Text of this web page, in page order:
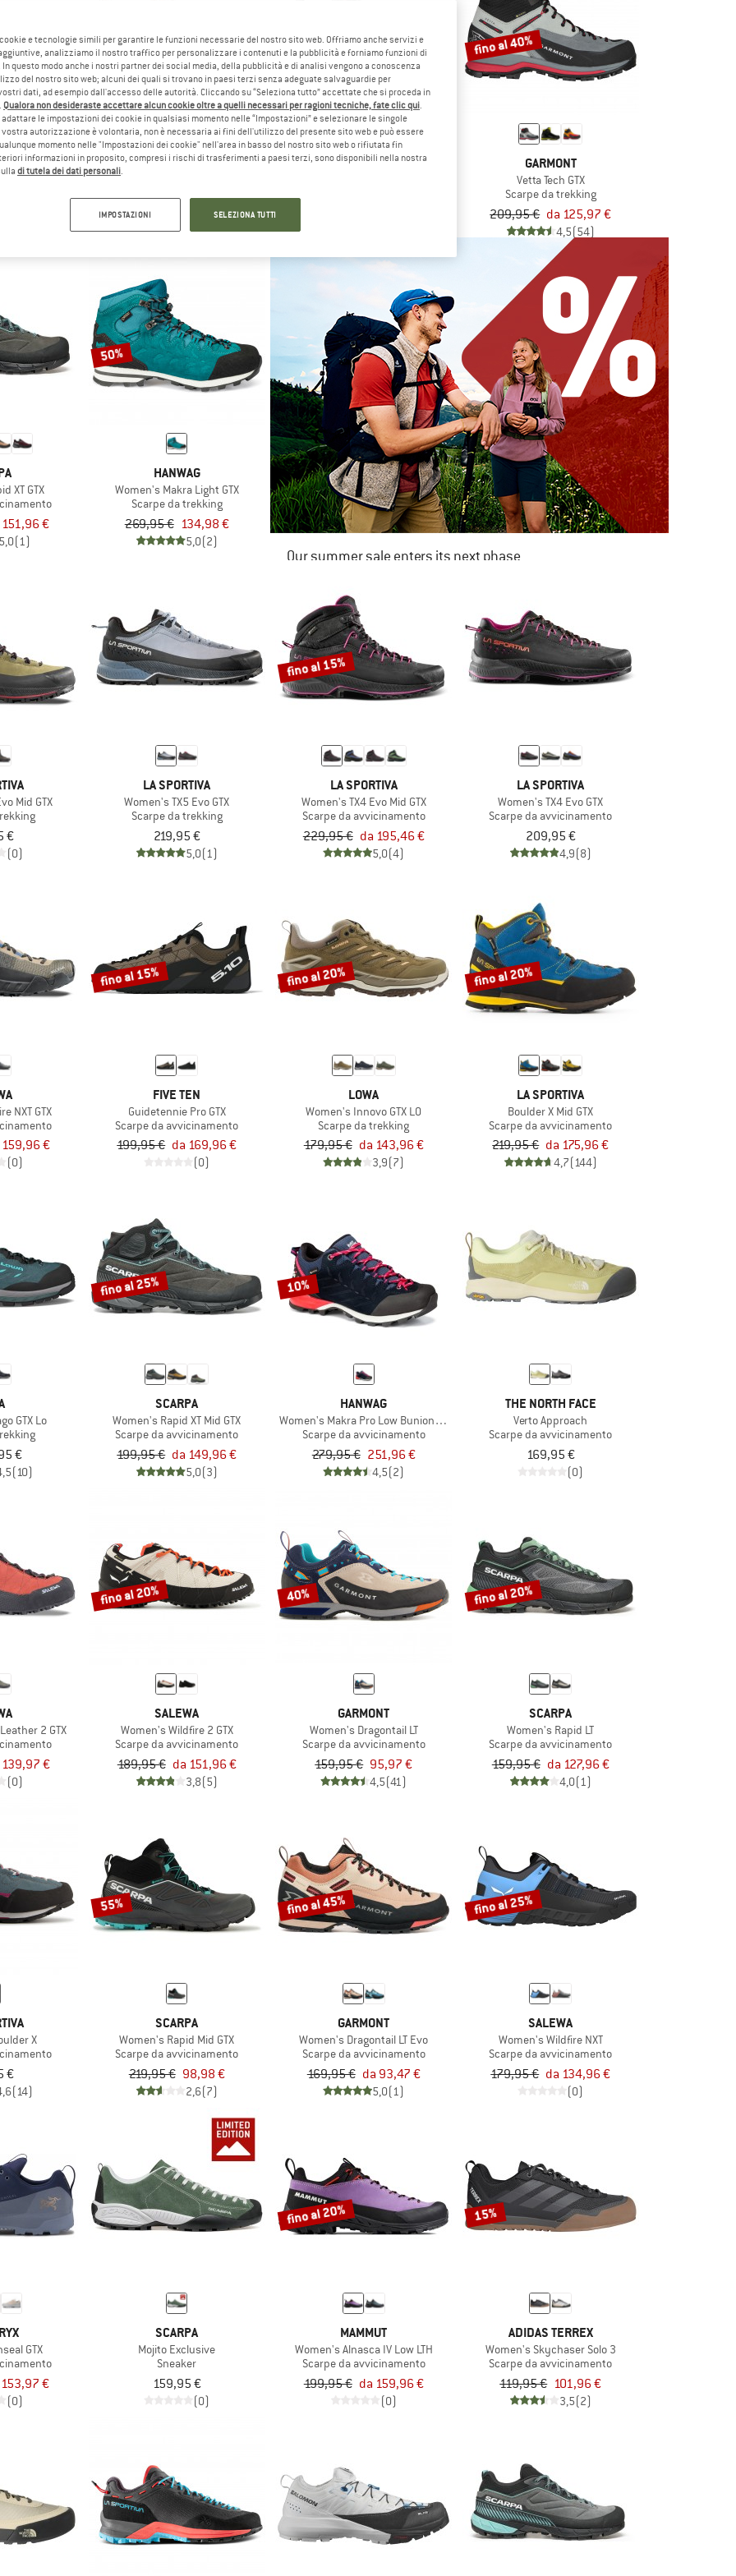
Evo ST
fino al 20%
SCARPA
159,95 € da 127,96 €
4,8(657)
fino al 15%
LA SPORTIVA
fino al 40%
GARMONT
Vetta Tech GTX
Scarpe da trekking
209,95 € da 125,97 €
4,5(54)
XT GTX
€
5,0(1)
50%
HANWAG
Women's Makra Light GTX
Scarpe da trekking
269,95 € 134,98 €
5,0(2)
Our summer sale enters its next phase
TO THE SALE
Mid GTX
€
(0)
LA SPORTIVA
Women's TX5 Evo GTX
Scarpe da trekking
219,95 €
5,0(1)
fino al 15%
LA SPORTIVA
Women's TX4 Evo Mid GTX
Scarpe da avvicinamento
229,95 € da 195,46 €
5,0(4)
LA SPORTIVA
Women's TX4 Evo GTX
Scarpe da avvicinamento
209,95 €
4,9(8)
NXT GTX
€
(0)
fino al 15%
FIVE TEN
Guidetennie Pro GTX
Scarpe da avvicinamento
199,95 € da 169,96 €
(0)
fino al 20%
LOWA
Women's Innovo GTX LO
Scarpe da trekking
179,95 € da 143,96 €
3,9(7)
fino al 20%
LA SPORTIVA
Boulder X Mid GTX
Scarpe da avvicinamento
219,95 € da 175,96 €
4,7(144)
GTX Lo
€
(10)
fino al 25%
SCARPA
Women's Rapid XT Mid GTX
Scarpe da avvicinamento
199,95 € da 149,96 €
5,0(3)
10%
HANWAG
Women's Makra Pro Low Bunion GTX
Scarpe da avvicinamento
279,95 € 251,96 €
4,5(2)
THE NORTH FACE
Verto Approach
Scarpe da avvicinamento
169,95 €
(0)
2 GTX
€
(0)
fino al 20%
SALEWA
Women's Wildfire 2 GTX
Scarpe da avvicinamento
189,95 € da 151,96 €
3,8(5)
40%
GARMONT
Women's Dragontail LT
Scarpe da avvicinamento
159,95 € 95,97 €
4,5(41)
fino al 20%
SCARPA
Women's Rapid LT
Scarpe da avvicinamento
159,95 € da 127,96 €
4,0(1)
X
€
(14)
55%
SCARPA
Women's Rapid Mid GTX
Scarpe da avvicinamento
219,95 € 98,98 €
2,6(7)
fino al 45%
GARMONT
Women's Dragontail LT Evo
Scarpe da avvicinamento
169,95 € da 93,47 €
5,0(1)
fino al 25%
SALEWA
Women's Wildfire NXT
Scarpe da avvicinamento
179,95 € da 134,96 €
(0)
GTX
€
(0)
SCARPA
Mojito Exclusive
Sneaker
159,95 €
(0)
fino al 20%
MAMMUT
Women's Alnasca IV Low LTH
Scarpe da avvicinamento
199,95 € da 159,96 €
(0)
15%
ADIDAS TERREX
Women's Skychaser Solo 3
Scarpe da avvicinamento
119,95 € 101,96 €
3,5(2)
e tecnologie simili per garantire le funzioni necessarie del nostro sito web. Offriamo anche servizi e
analizziamo il nostro traffico per personalizzare i contenuti e la pubblicità e forniamo funzioni di
questo modo anche i nostri partner dei social media, della pubblicità e di analisi vengono a conoscenza
del nostro sito web; alcuni dei quali si trovano in paesi terzi senza adeguate salvaguardie per
dati, ad esempio dall'accesso delle autorità. Cliccando su “Seleziona tutto” accettate che si proceda in
Qualora non desideraste accettare alcun cookie oltre a quelli necessari per ragioni tecniche, fate clic qui.
adattare le impostazioni dei cookie in qualsiasi momento nelle “Impostazioni” e selezionare le singole
autorizzazione è volontaria, non è necessaria ai fini dell'utilizzo del presente sito web e può essere
momento nelle "Impostazioni dei cookie" nell'area in basso del nostro sito web o rifiutata fin
informazioni in proposito, compresi i rischi di trasferimenti a paesi terzi, sono disponibili nella nostra
di tutela dei dati personali.
IMPOSTAZIONI SELEZIONA TUTTI